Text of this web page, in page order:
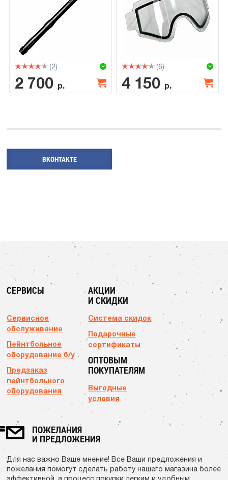
(2)
2 700 р.
(6)
4 150 р.
ВКОНТАКТЕ
СЕРВИСЫ
Сервисное
обслуживание
Пейнтбольное
оборудование б/у
Предзаказ
пейнтбольного
оборудования
АКЦИИ
И СКИДКИ
Система скидок
Подарочные
сертификаты
ОПТОВЫМ
ПОКУПАТЕЛЯМ
Выгодные
условия
ПОЖЕЛАНИЯ
И ПРЕДЛОЖЕНИЯ
Для нас важно Ваше мнение! Все Ваши предложения и
пожелания помогут сделать работу нашего магазина более